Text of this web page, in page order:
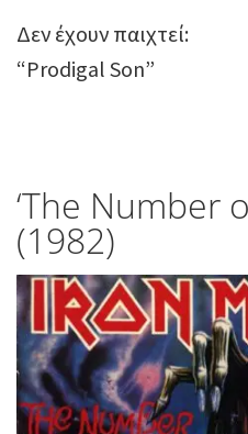
Δεν έχουν παιχτεί:
“Prodigal Son”
‘The Number
(1982)